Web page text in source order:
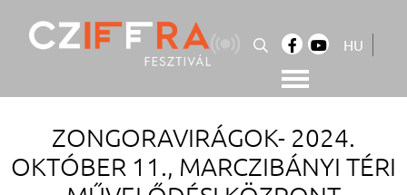
content
HU
ZONGORAVIRÁGOK- 2024.
OKTÓBER 11., MARCZIBÁNYI TÉRI